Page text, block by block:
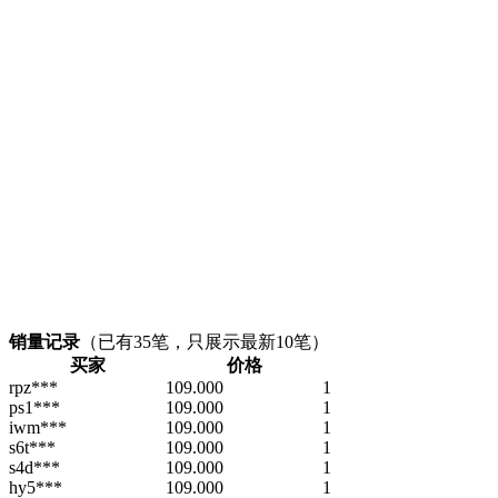
销量记录 （已有35笔，只展示最新10笔）
买家
价格
rpz***
109.000
1
ps1***
109.000
1
iwm***
109.000
1
s6t***
109.000
1
s4d***
109.000
1
hy5***
109.000 1